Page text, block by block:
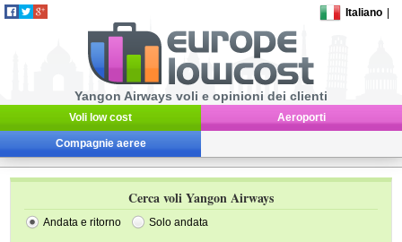
Italiano
Yangon Airways voli e opinioni dei clienti
Voli low cost Aeroporti
Compagnie aeree
Cerca voli Yangon Airways
Andata e ritorno Solo andata